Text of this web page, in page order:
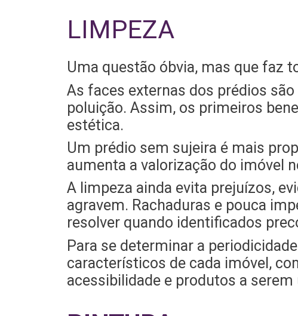
LIMPEZA‍
Uma questão óbvia, mas que faz
As faces externas dos prédios
poluição. Assim, os primeiros
estética.
Um prédio sem sujeira é mais
aumenta a valorização do imóvel
A limpeza ainda evita prejuízos,
agravem. Rachaduras e pouca
resolver quando identificados
Para se determinar a
característicos de cada imóvel,
acessibilidade e produtos a